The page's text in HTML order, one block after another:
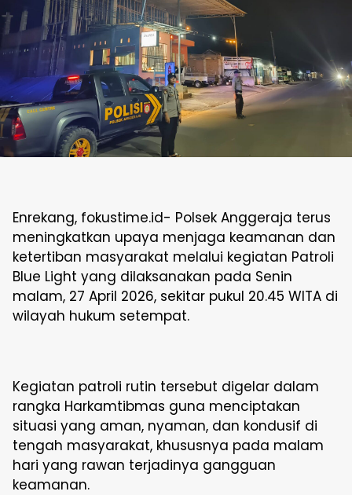
Enrekang, fokustime.id- Polsek Anggeraja terus
meningkatkan upaya menjaga keamanan dan
ketertiban masyarakat melalui kegiatan Patroli
Blue Light yang dilaksanakan pada Senin
malam, 27 April 2026, sekitar pukul 20.45 WITA di
wilayah hukum setempat.
Kegiatan patroli rutin tersebut digelar dalam
rangka Harkamtibmas guna menciptakan
situasi yang aman, nyaman, dan kondusif di
tengah masyarakat, khususnya pada malam
hari yang rawan terjadinya gangguan
keamanan.